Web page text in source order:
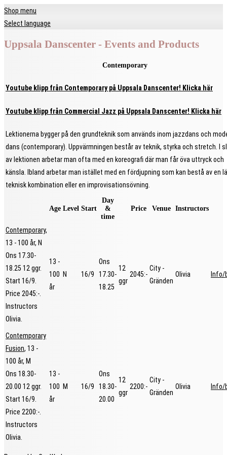
Shop menu
Select language
Uppsala Danscenter - Events and Products
Contemporary
Youtube klipp från Contemporary på Uppsala Danscenter! Klicka här
Youtube klipp från Commercial Jazz på Uppsala Danscenter! Klicka här
Lektionerna bygger på den grundteknik som används inom jazzdans och
dans (contemporary). Uppvärmningen består av teknik, styrka och stretch. I
av lektionen arbetar man ofta med en koreografi där man får öva uttryck och
känsla. Ibland arbetar man istället med en fördjupning som kan bestå av en
teknisk kombination eller en improvisationsövning.
Age Level Start
Day
&
time
Price Venue Instructors
Contemporary,
13 - 100 år, N
Ons 17.30-
18.25 12 ggr.
Start 16/9
Price 2045:-
Instructors
Olivia
13 -
100
år
N 16/9
Ons
17.30-
18.25
12
ggr
2045:-
City -
Gränden
Olivia Info/
Contemporary
Fusion, 13 -
100 år, M
Ons 18.30-
20.00 12 ggr.
Start 16/9
Price 2200:-
Instructors
Olivia
13 -
100
år
M 16/9
Ons
18.30-
20.00
12
ggr
2200:-
City -
Gränden
Olivia Info/